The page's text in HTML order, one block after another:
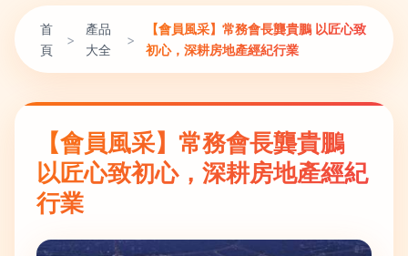
首
頁
>
產品
大全
>
【會員風采】常務會長龔貴鵬 以匠心致
初心，深耕房地產經紀行業
【會員風采】常務會長龔貴鵬
以匠心致初心，深耕房地產經紀
行業